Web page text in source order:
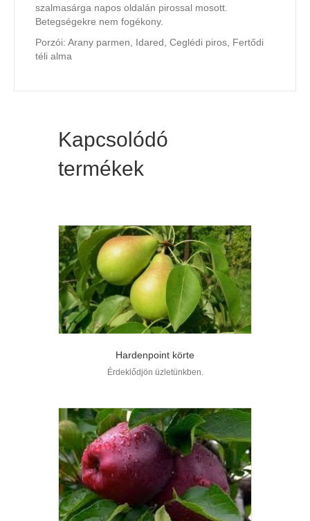
szalmasárga napos oldalán pirossal mosott.
Betegségekre nem fogékony.
Porzói: Arany parmen, Idared, Ceglédi piros, Fertődi
téli alma
Kapcsolódó
termékek
Hardenpoint körte
Érdeklődjön üzletünkben.